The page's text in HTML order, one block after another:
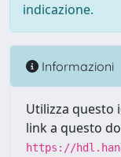
indicazione.
Informazioni
Utilizza questo
link a questo
https://